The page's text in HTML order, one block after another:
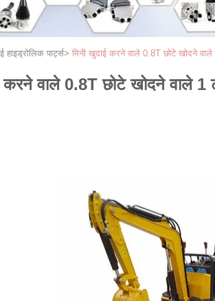
हाइड्रोलिक पार्ट्स> मिनी खुदाई करने वाले 0.8T छोटे खोदने
करने वाले 0.8T छोटे खोदने वाले